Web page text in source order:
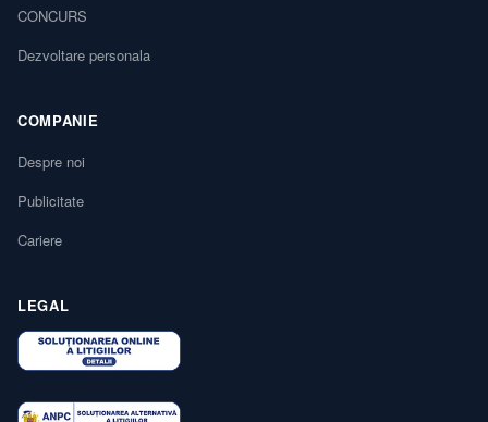
CONCURS
Dezvoltare personala
COMPANIE
Despre noi
Publicitate
Cariere
LEGAL